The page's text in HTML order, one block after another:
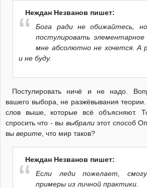
Неждан Незванов пишет:
Бога ради не обижайтесь,
постулировать
мне абсолютно не хочется. А
и не буду.
Постулировать ничё и не надо.
вашего выбора, не разжёвывания
слов выше, которые всё объясняют.
спросить что - вы выбралиэтот способ
вы верите , что мир таков?
Неждан Незванов пишет:
Если леди пожелает,
примеры из личной практики.